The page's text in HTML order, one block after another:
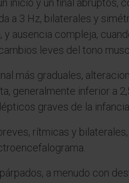
inicio y un final abruptos,
3 Hz, bilaterales y
ausencia compleja,
leves del tono
más graduales,
generalmente inferior a
graves de la infancia.
rítmicas y
a menudo con